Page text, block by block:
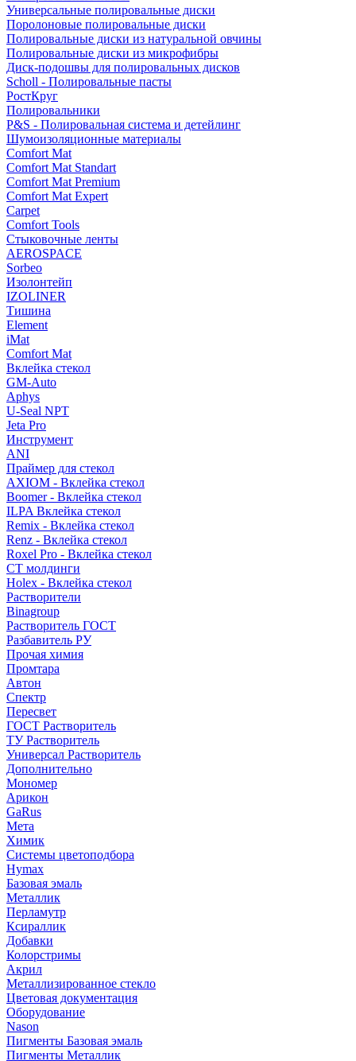
Универсальные полировальные диски
Поролоновые полировальные диски
Полировальные диски из натуральной овчины
Полировальные диски из микрофибры
Диск-подошвы для полировальных дисков
Scholl - Полировальные пасты
РостКруг
Полировальники
P&S - Полировальная система и детейлинг
Шумоизоляционные материалы
Comfort Mat
Comfort Mat Standart
Comfort Mat Premium
Comfort Mat Expert
Carpet
Comfort Tools
Стыковочные ленты
AEROSPACE
Sorbeo
Изолонтейп
IZOLINER
Тишина
Element
iMat
Comfort Mat
Вклейка стекол
GM-Auto
Aphys
U-Seal NPT
Jeta Pro
Инструмент
ANI
Праймер для стекол
AXIOM - Вклейка стекол
Boomer - Вклейка стекол
ILPA Вклейка стекол
Remix - Вклейка стекол
Renz - Вклейка стекол
Roxel Pro - Вклейка стекол
СТ молдинги
Holex - Вклейка стекол
Растворители
Binagroup
Растворитель ГОСТ
Разбавитель РУ
Прочая химия
Промтара
Автон
Спектр
Пересвет
ГОСТ Растворитель
ТУ Растворитель
Универсал Растворитель
Дополнительно
Мономер
Арикон
GaRus
Мета
Химик
Системы цветоподбора
Hymax
Базовая эмаль
Металлик
Перламутр
Ксираллик
Добавки
Колорстримы
Акрил
Металлизированное стекло
Цветовая документация
Оборудование
Nason
Пигменты Базовая эмаль
Пигменты Металлик